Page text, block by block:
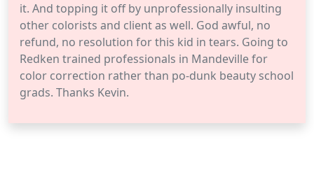
it. And topping it off by unprofessionally insulting
other colorists and client as well. God awful, no
refund, no resolution for this kid in tears. Going to
Redken trained professionals in Mandeville for
color correction rather than po-dunk beauty school
grads. Thanks Kevin.